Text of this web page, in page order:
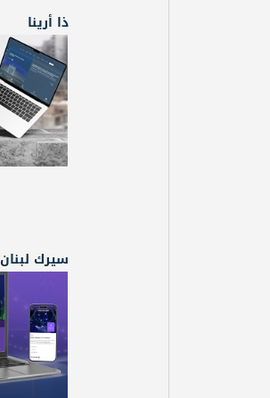
ذا أرينا
سيرك لبنان